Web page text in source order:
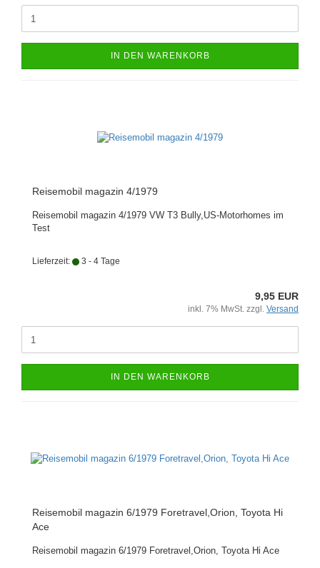
IN DEN WARENKORB
Reisemobil magazin 4/1979
Reisemobil magazin 4/1979 VW T3 Bully,US-Motorhomes im
Test
Lieferzeit: 3 - 4 Tage
9,95 EUR
inkl. 7% MwSt. zzgl. Versand
IN DEN WARENKORB
Reisemobil magazin 6/1979 Foretravel,Orion, Toyota Hi
Ace
Reisemobil magazin 6/1979 Foretravel,Orion, Toyota Hi Ace